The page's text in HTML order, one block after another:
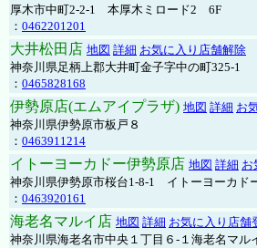
厚木市中町2-2-1 本厚木ミロード2 6F
： 0462201201
大井松田店 地図 詳細 お気に入り店舗解除
神奈川県足柄上郡大井町金子字中の町325-1
： 0465828168
伊勢原店(エムアイプラザ) 地図 詳細 お
神奈川県伊勢原市板戸８
： 0463911214
イトーヨーカドー伊勢原店 地図 詳細 お
神奈川県伊勢原市桜台1-8-1 イトーヨーカド
： 0463920161
海老名マルイ店 地図 詳細 お気に入り店舗
神奈川県海老名市中央１丁目６-１海老名マル